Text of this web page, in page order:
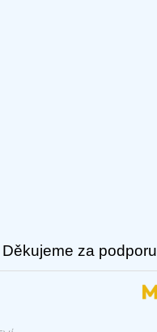
Děkujeme za podporu